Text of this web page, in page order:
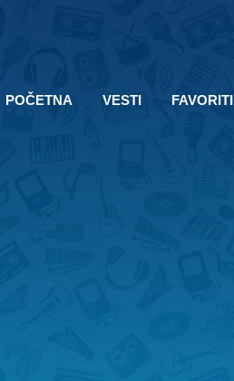
POČETNA VESTI FAVORITI